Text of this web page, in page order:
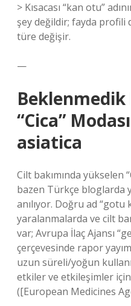
> Kısacası “kan otu”
şey değildir; fayda
türe değişir.
—
Beklenmedik
“Cica”
asiatica
Cilt bakımında yükselen
bazen Türkçe bloglarda
anılıyor. Doğru ad “gotu
yaralanmalarda ve cilt
var; Avrupa İlaç Ajansı
çerçevesinde rapor
uzun süreli/yoğun
etkiler ve etkileşimler
([European Medicines